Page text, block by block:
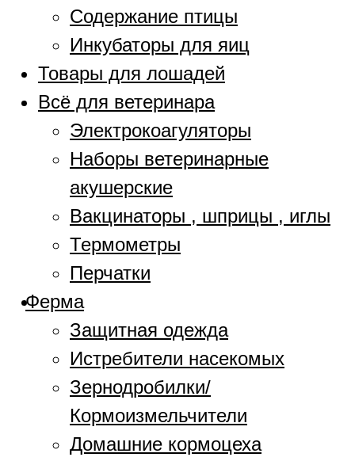
Содержание птицы
Инкубаторы для яиц
Товары для лошадей
Всё для ветеринара
Электрокоагуляторы
Наборы ветеринарные
акушерские
Вакцинаторы , шприцы , иглы
Термометры
Перчатки
Ферма
Защитная одежда
Истребители насекомых
Зернодробилки/
Кормоизмельчители
Домашние кормоцеха